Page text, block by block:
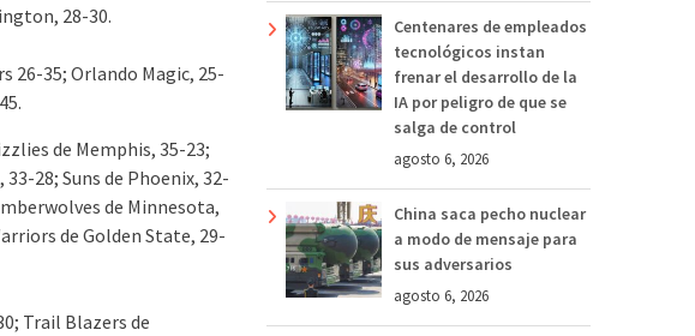
28-30.
26-35; Orlando Magic, 25-
de Memphis, 35-23;
28; Suns de Phoenix, 32-
de Minnesota,
de Golden State, 29-
Trail Blazers de
Centenares de empleados
tecnológicos instan
frenar el desarrollo de la
IA por peligro de que se
salga de control
agosto 6, 2026
China saca pecho nuclear
a modo de mensaje para
sus adversarios
agosto 6, 2026